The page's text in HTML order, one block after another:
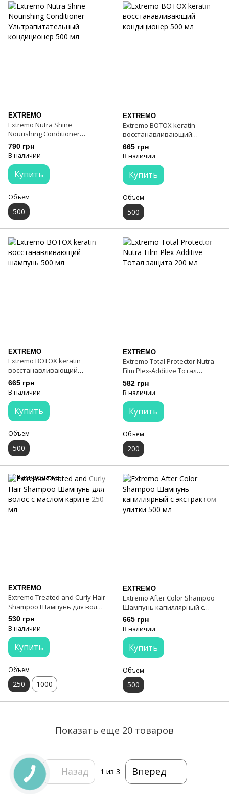
EXTREMO
Extremo Nutra Shine
Nourishing Conditioner
Ультрапитательный
кондиционер 500 мл
790 грн
В наличии
Купить
Объем
500
EXTREMO
Extremo BOTOX keratin
восстанавливающий
кондиционер 500 мл
665 грн
В наличии
Купить
Объем
500
EXTREMO
Extremo BOTOX keratin
восстанавливающий
шампунь 500 мл
665 грн
В наличии
Купить
Объем
500
EXTREMO
Extremo Total Protector Nutra-
Film Plex-Additive Тотал
защита 200 мл
582 грн
В наличии
Купить
Объем
200
EXTREMO
Extremo Treated and Curly Hair
Shampoo Шампунь для волос
с маслом карите 250 мл
530 грн
В наличии
Купить
Объем
250 1000
EXTREMO
Extremo After Color Shampoo
Шампунь капиллярный с
экстрактом улитки 500 мл
665 грн
В наличии
Купить
Объем
500
Показать еще 20 товаров
Назад 1 из 3 Вперед